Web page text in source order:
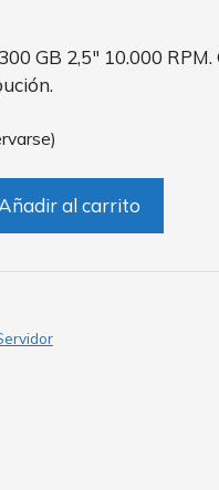
GB 2,5″ 10.000
al carrito